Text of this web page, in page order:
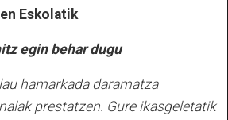
Eskolatik
egin behar dugu
hamarkada daramatza
prestatzen. Gure ikasgeletatik